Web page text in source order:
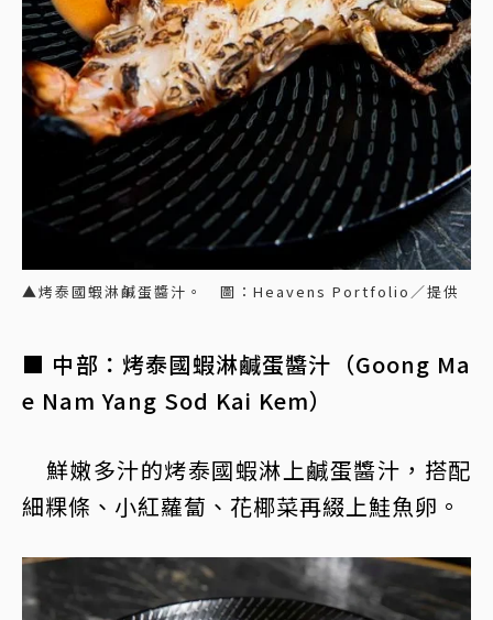
▲烤泰國蝦淋鹹蛋醬汁。 圖：Heavens Portfolio／提供
■ 中部：烤泰國蝦淋鹹蛋醬汁（Goong Ma
e Nam Yang Sod Kai Kem）
鮮嫩多汁的烤泰國蝦淋上鹹蛋醬汁，搭配
細粿條、小紅蘿蔔、花椰菜再綴上鮭魚卵。